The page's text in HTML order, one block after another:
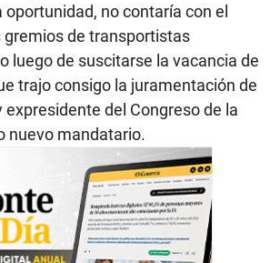
no contaría con el
gremios de transportistas
luego de suscitarse la vacancia de
trajo consigo la juramentación de
expresidente del Congreso de la
nuevo mandatario.